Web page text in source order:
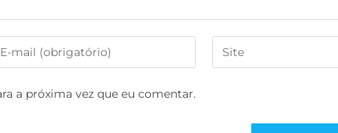
a próxima vez que eu comentar.